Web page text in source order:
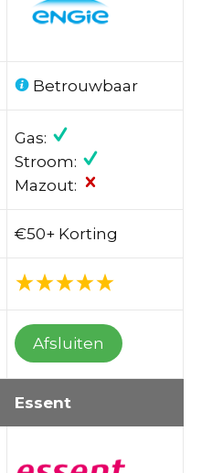
Betrouwbaar
Gas:
Stroom:
Mazout:
€50+ Korting
Afsluiten
Essent